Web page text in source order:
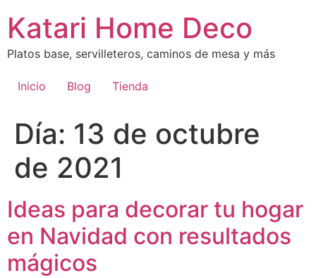
contenido
Katari Home Deco
Platos base, servilleteros, caminos de mesa y más
Inicio Blog Tienda
Día: 13 de octubre
de 2021
Ideas para decorar tu hogar
en Navidad con resultados
mágicos